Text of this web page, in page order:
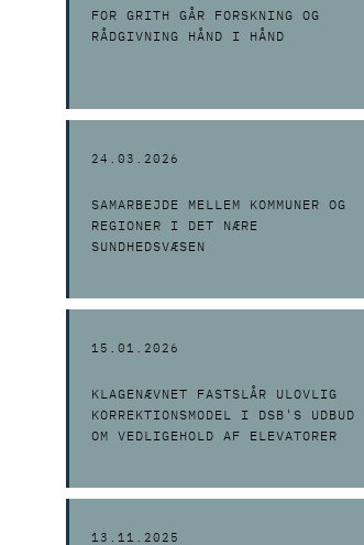
FOR GRITH GÅR FORSKNING OG
RÅDGIVNING HÅND I HÅND
24.03.2026
SAMARBEJDE MELLEM KOMMUNER OG
REGIONER I DET NÆRE
SUNDHEDSVÆSEN
15.01.2026
KLAGENÆVNET FASTSLÅR ULOVLIG
KORREKTIONSMODEL I DSB'S UDBUD
OM VEDLIGEHOLD AF ELEVATORER
13.11.2025